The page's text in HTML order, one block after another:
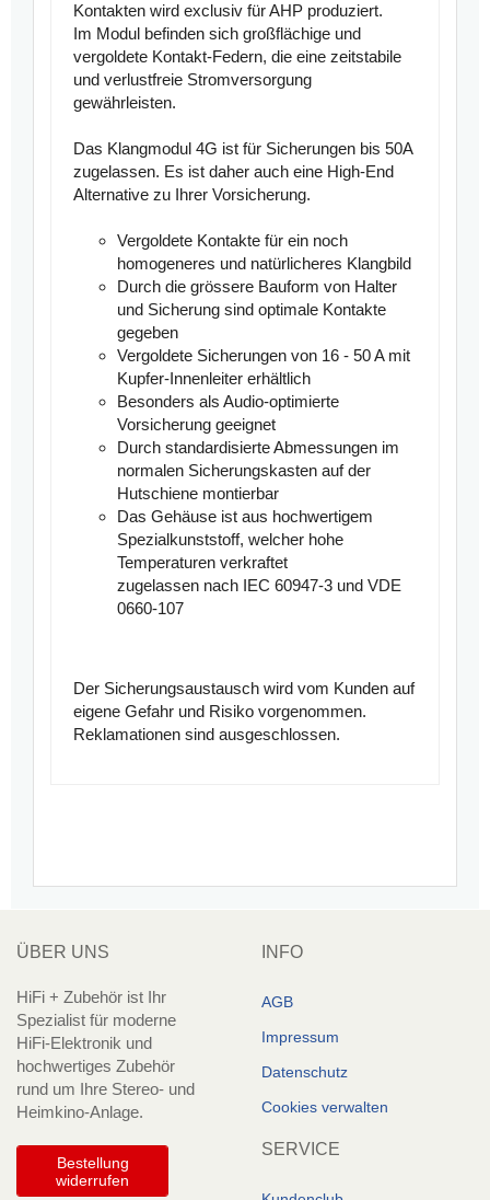
Kontakten wird exclusiv für AHP produziert.
Im Modul befinden sich großflächige und
vergoldete Kontakt-Federn, die eine zeitstabile
und verlustfreie Stromversorgung
gewährleisten.
Das Klangmodul 4G ist für Sicherungen bis 50A
zugelassen. Es ist daher auch eine High-End
Alternative zu Ihrer Vorsicherung.
Vergoldete Kontakte für ein noch
homogeneres und natürlicheres Klangbild
Durch die grössere Bauform von Halter
und Sicherung sind optimale Kontakte
gegeben
Vergoldete Sicherungen von 16 - 50 A mit
Kupfer-Innenleiter erhältlich
Besonders als Audio-optimierte
Vorsicherung geeignet
Durch standardisierte Abmessungen im
normalen Sicherungskasten auf der
Hutschiene montierbar
Das Gehäuse ist aus hochwertigem
Spezialkunststoff, welcher hohe
Temperaturen verkraftet
zugelassen nach IEC 60947-3 und VDE
0660-107
Der Sicherungsaustausch wird vom Kunden auf
eigene Gefahr und Risiko vorgenommen.
Reklamationen sind ausgeschlossen.
ÜBER UNS
HiFi + Zubehör ist Ihr
Spezialist für moderne
HiFi-Elektronik und
hochwertiges Zubehör
rund um Ihre Stereo- und
Heimkino-Anlage.
Bestellung
widerrufen
INFO
AGB
Impressum
Datenschutz
Cookies verwalten
SERVICE